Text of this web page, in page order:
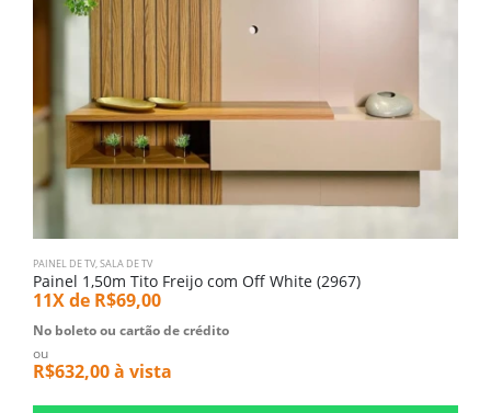
PAINEL DE TV SALA DE TV
Painel 1,50m Tito Freijo com Off White (2967)
11X de R$69,00
No boleto ou cartão de crédito
ou
R$632,00à vista